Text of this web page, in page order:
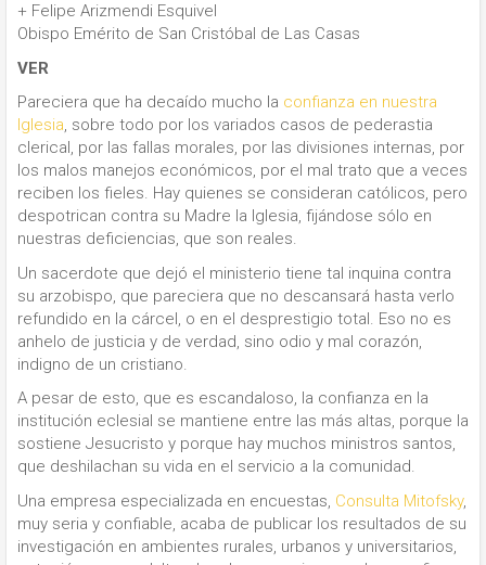
+ Felipe Arizmendi Esquivel
Obispo Emérito de San Cristóbal de Las Casas
VER
Pareciera que ha decaído mucho la confianza en nuestra
Iglesia, sobre todo por los variados casos de pederastia
clerical, por las fallas morales, por las divisiones internas, por
los malos manejos económicos, por el mal trato que a veces
reciben los fieles. Hay quienes se consideran católicos, pero
despotrican contra su Madre la Iglesia, fijándose sólo en
nuestras deficiencias, que son reales.
Un sacerdote que dejó el ministerio tiene tal inquina contra
su arzobispo, que pareciera que no descansará hasta verlo
refundido en la cárcel, o en el desprestigio total. Eso no es
anhelo de justicia y de verdad, sino odio y mal corazón,
indigno de un cristiano.
A pesar de esto, que es escandaloso, la confianza en la
institución eclesial se mantiene entre las más altas, porque la
sostiene Jesucristo y porque hay muchos ministros santos,
que deshilachan su vida en el servicio a la comunidad.
Una empresa especializada en encuestas, Consulta Mitofsky,
muy seria y confiable, acaba de publicar los resultados de su
investigación en ambientes rurales, urbanos y universitarios,